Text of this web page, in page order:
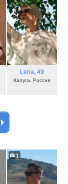
Lena, 49
Калуга, Россия
1